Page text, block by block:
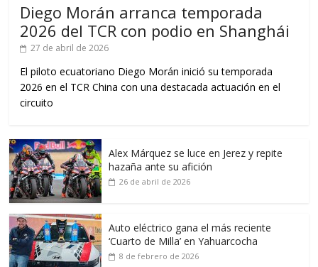
Diego Morán arranca temporada
2026 del TCR con podio en Shanghái
27 de abril de 2026
El piloto ecuatoriano Diego Morán inició su temporada
2026 en el TCR China con una destacada actuación en el
circuito
Alex Márquez se luce en Jerez y repite
hazaña ante su afición
26 de abril de 2026
Auto eléctrico gana el más reciente
‘Cuarto de Milla’ en Yahuarcocha
8 de febrero de 2026